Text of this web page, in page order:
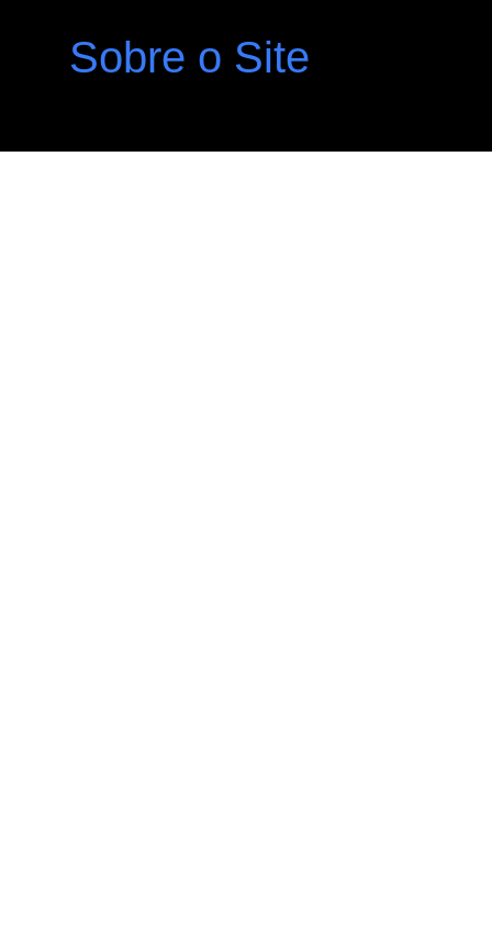
Sobre o Site